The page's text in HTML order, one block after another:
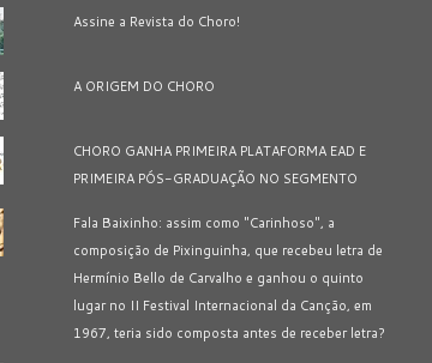
Assine a Revista do Choro!
A ORIGEM DO CHORO
CHORO GANHA PRIMEIRA PLATAFORMA EAD E
PRIMEIRA PÓS-GRADUAÇÃO NO SEGMENTO
Fala Baixinho: assim como "Carinhoso", a
composição de Pixinguinha, que recebeu letra de
Hermínio Bello de Carvalho e ganhou o quinto
lugar no II Festival Internacional da Canção, em
1967, teria sido composta antes de receber letra?